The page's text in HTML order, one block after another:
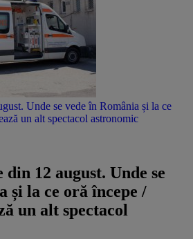
Unde se vede în România și la ce
un alt spectacol astronomic
din 12 august. Unde se
și la ce oră începe /
un alt spectacol